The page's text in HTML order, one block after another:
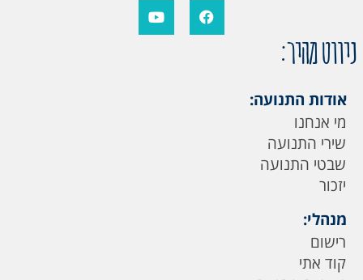
ניווט מהיר:
אודות התנועה:
מי אנחנו
שירי התנועה
שבטי התנועה
יזכור
מנהלי:
רישום
קוד אתי